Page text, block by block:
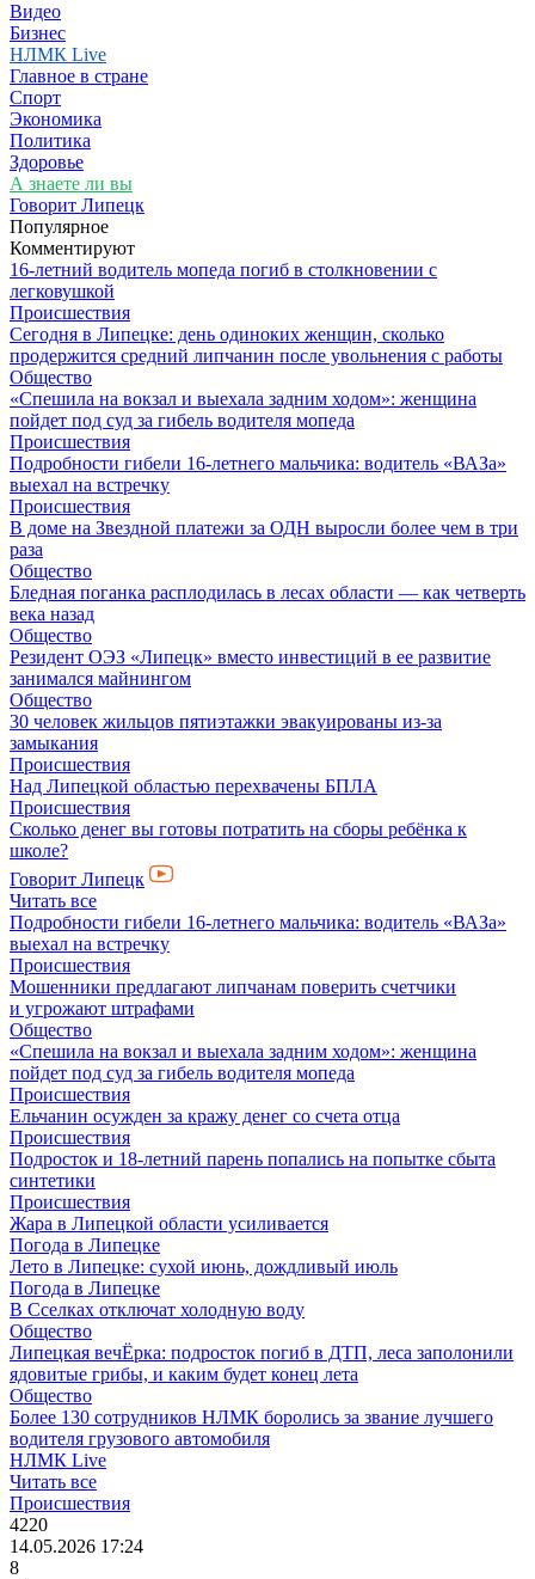
Видео
Бизнес
НЛМК Live
Главное в стране
Спорт
Экономика
Политика
Здоровье
А знаете ли вы
Говорит Липецк
Популярное
Комментируют
16-летний водитель мопеда погиб в столкновении с
легковушкой
Происшествия
Сегодня в Липецке: день одиноких женщин, сколько
продержится средний липчанин после увольнения с работы
Общество
«Спешила на вокзал и выехала задним ходом»: женщина
пойдет под суд за гибель водителя мопеда
Происшествия
Подробности гибели 16-летнего мальчика: водитель «ВАЗа»
выехал на встречку
Происшествия
В доме на Звездной платежи за ОДН выросли более чем в три
раза
Общество
Бледная поганка расплодилась в лесах области — как четверть
века назад
Общество
Резидент ОЭЗ «Липецк» вместо инвестиций в ее развитие
занимался майнингом
Общество
30 человек жильцов пятиэтажки эвакуированы из-за
замыкания
Происшествия
Над Липецкой областью перехвачены БПЛА
Происшествия
Сколько денег вы готовы потратить на сборы ребёнка к
школе?
Говорит Липецк
Читать все
Подробности гибели 16-летнего мальчика: водитель «ВАЗа»
выехал на встречку
Происшествия
Мошенники предлагают липчанам поверить счетчики
и угрожают штрафами
Общество
«Спешила на вокзал и выехала задним ходом»: женщина
пойдет под суд за гибель водителя мопеда
Происшествия
Ельчанин осужден за кражу денег со счета отца
Происшествия
Подросток и 18-летний парень попались на попытке сбыта
синтетики
Происшествия
Жара в Липецкой области усиливается
Погода в Липецке
Лето в Липецке: сухой июнь, дождливый июль
Погода в Липецке
В Сселках отключат холодную воду
Общество
Липецкая вечЁрка: подросток погиб в ДТП, леса заполонили
ядовитые грибы, и каким будет конец лета
Общество
Более 130 сотрудников НЛМК боролись за звание лучшего
водителя грузового автомобиля
НЛМК Live
Читать все
Происшествия
4220
14.05.2026 17:24
8